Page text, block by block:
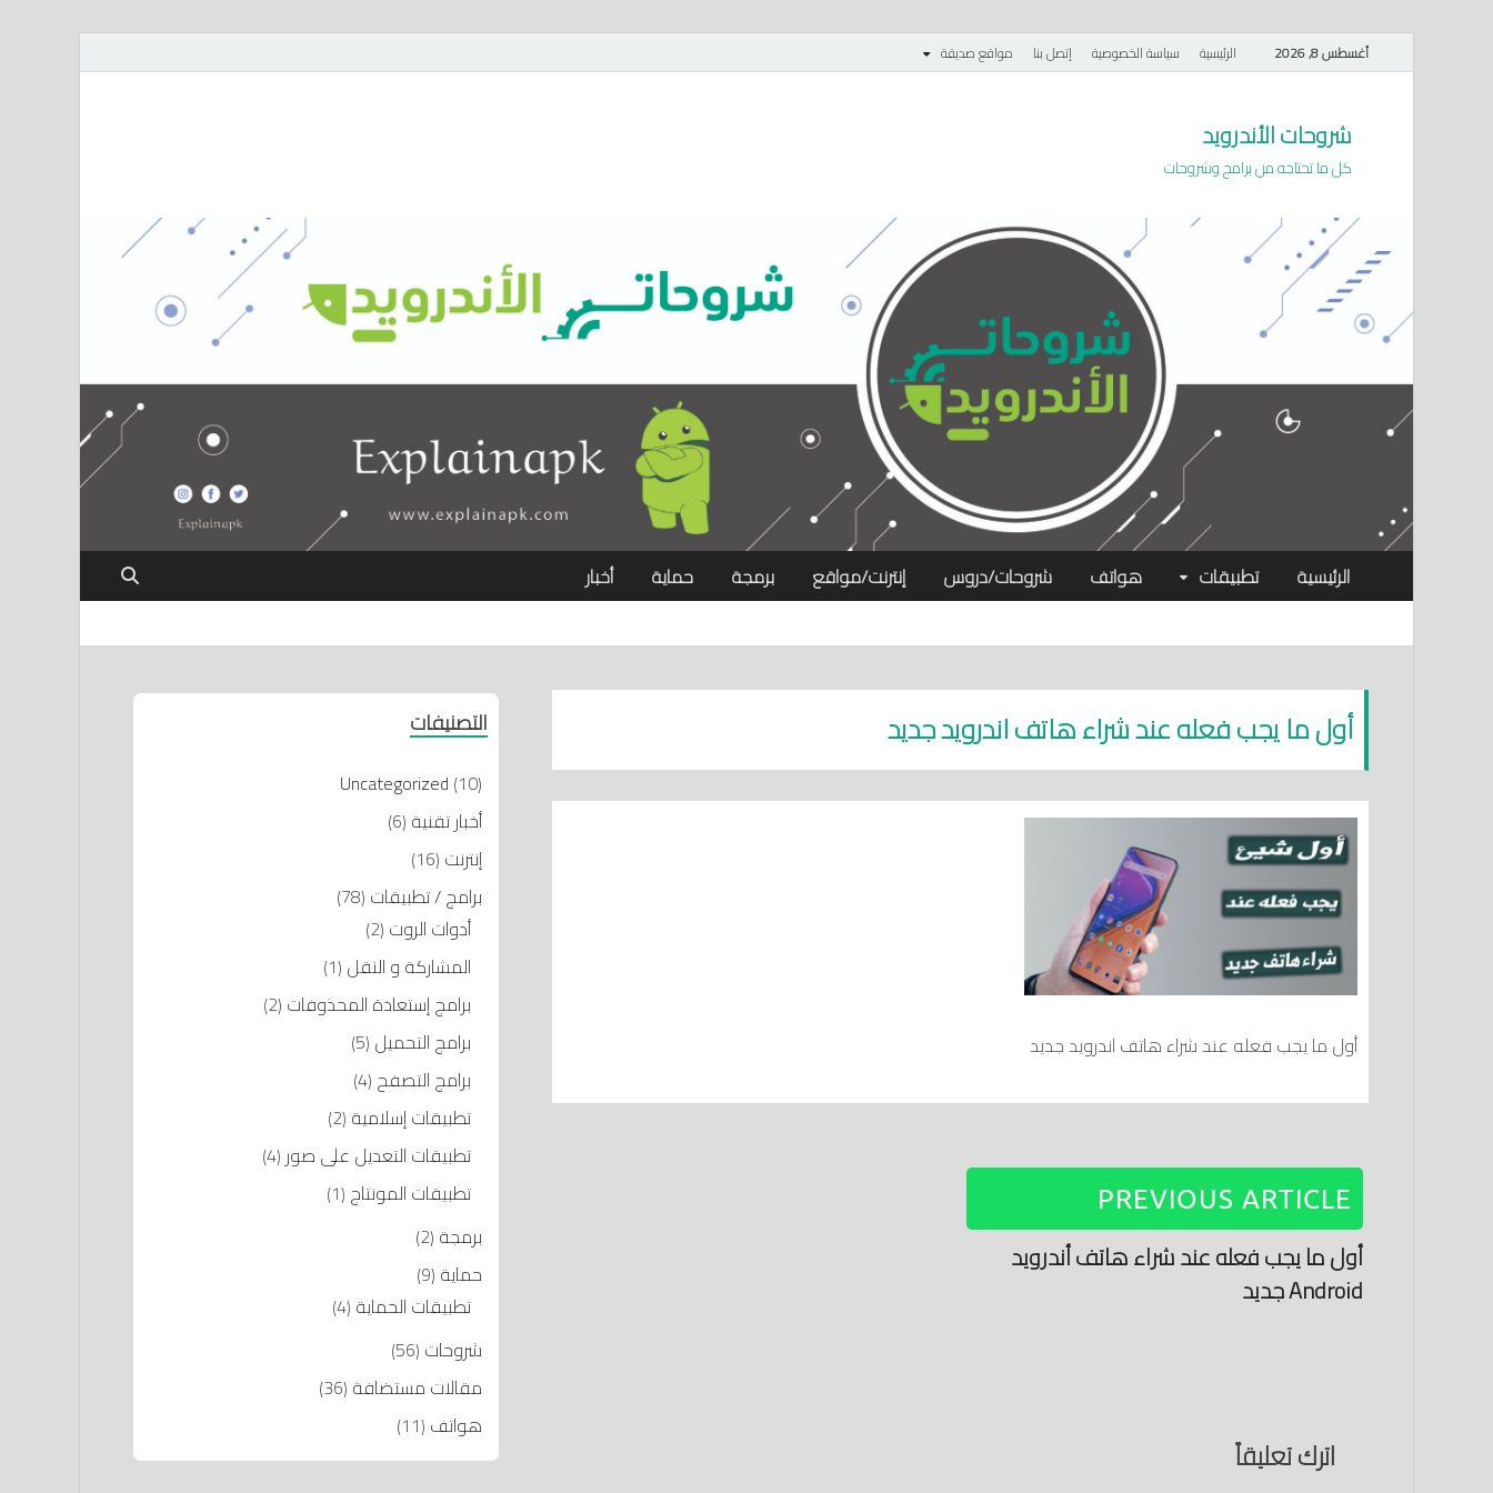
أغسطس 8, 2026 الرئيسية سياسة الخصوصية إتصل بنا مواقع صديقة
شروحات الأندرويد
كل ما تحتاجه من برامج وشروحات
الرئيسية تطبيقات هواتف شروحات/دروس إنترنت/مواقع برمجة حماية أخبار
أول ما يجب فعله عند شراء هاتف اندرويد جديد
أول ما يجب فعله عند شراء هاتف اندرويد جديد
PREVIOUS ARTICLE
أول ما يجب فعله عند شراء هاتف أندرويد
Android جديد
اترك تعليقاً
التصنيفات
Uncategorized (10)
أخبار تقنية (6)
إنترنت (16)
برامج / تطبيقات (78)
أدوات الروت (2)
المشاركة و النقل (1)
برامج إستعادة المحذوفات (2)
برامج التحميل (5)
برامج التصفح (4)
تطبيقات إسلامية (2)
تطبيقات التعديل على صور (4)
تطبيقات المونتاج (1)
برمجة (2)
حماية (9)
تطبيقات الحماية (4)
شروحات (56)
مقالات مستضافة (36)
هواتف (11)